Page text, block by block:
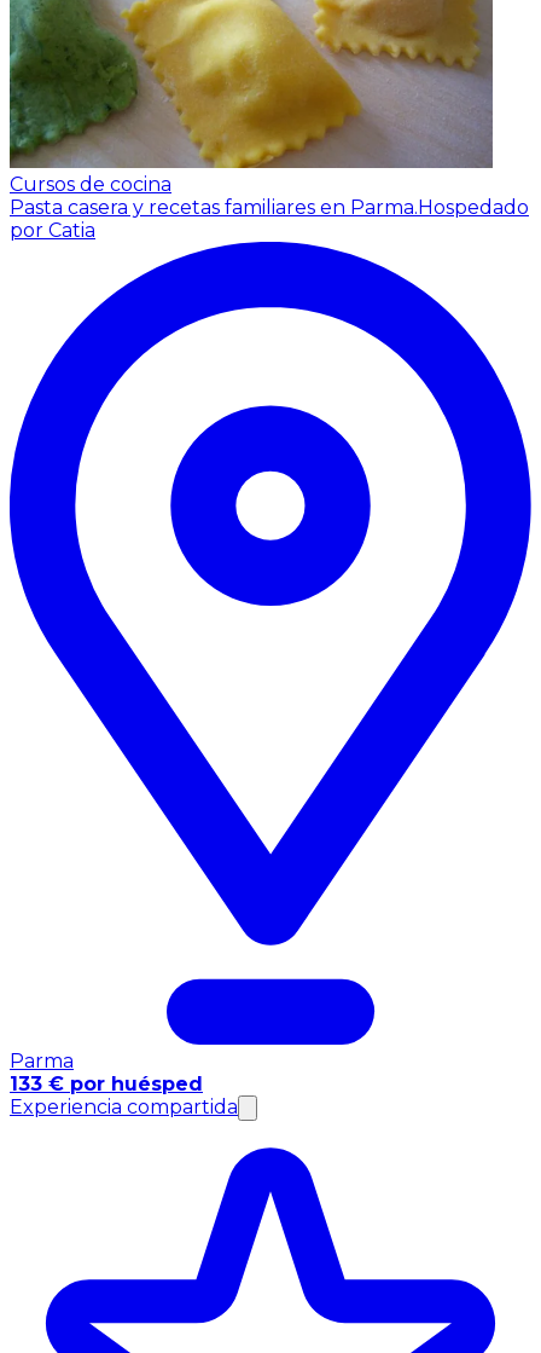
Cursos de cocina
Pasta casera y recetas familiares en Parma.Hospedado
por Catia
Parma
133 € por huésped
Experiencia compartida